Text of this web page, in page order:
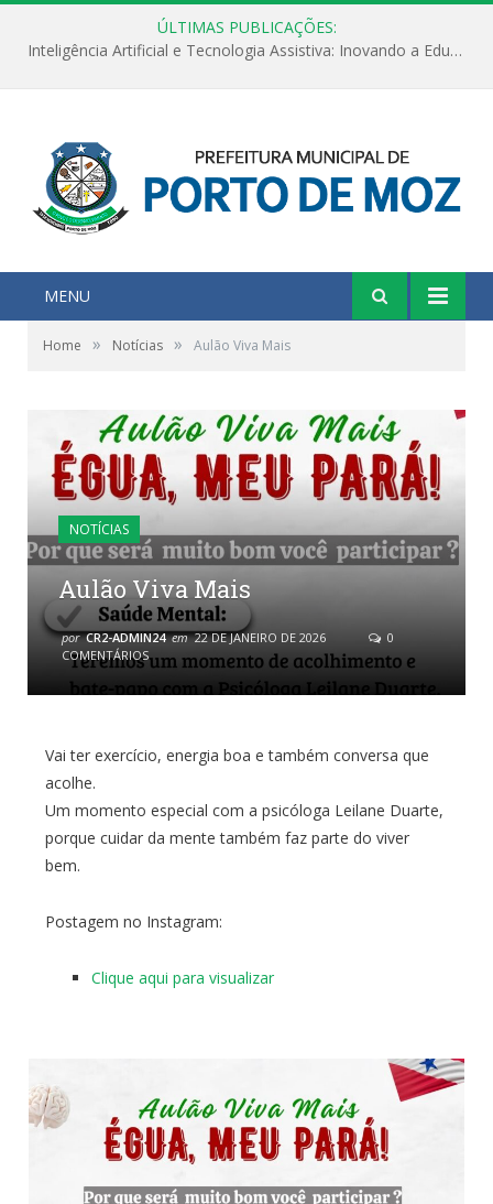
ÚLTIMAS PUBLICAÇÕES:
Inteligência Artificial e Tecnologia Assistiva: Inovando a Educação Especial e Inclusiva
MENU
Home » Notícias » Aulão Viva Mais
NOTÍCIAS
Aulão Viva Mais
por CR2-ADMIN24 em 22 DE JANEIRO DE 2026
0
COMENTÁRIOS
Vai ter exercício, energia boa e também conversa que
acolhe.
Um momento especial com a psicóloga Leilane Duarte,
porque cuidar da mente também faz parte do viver
bem.
Postagem no Instagram:
Clique aqui para visualizar